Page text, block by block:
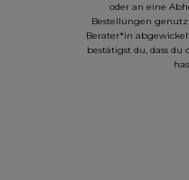
oder an eine
Bestellungen
Berater*in
bestätigst du, dass